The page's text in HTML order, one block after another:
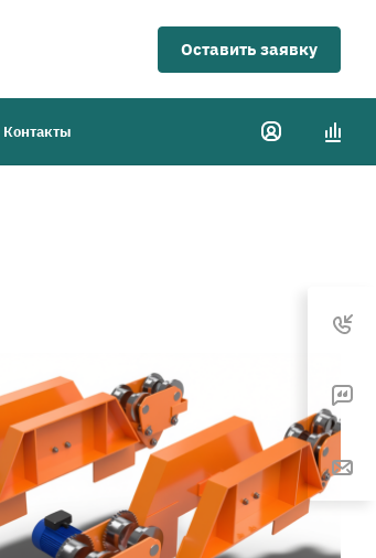
Оставить заявку
Контакты